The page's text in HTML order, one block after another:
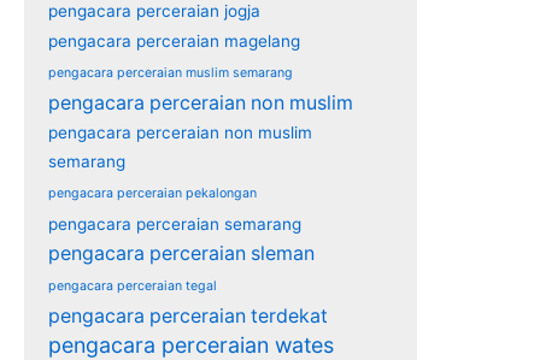
pengacara perceraian jogja
pengacara perceraian magelang
pengacara perceraian muslim semarang
pengacara perceraian non muslim
pengacara perceraian non muslim
semarang
pengacara perceraian pekalongan
pengacara perceraian semarang
pengacara perceraian sleman
pengacara perceraian tegal
pengacara perceraian terdekat
pengacara perceraian wates